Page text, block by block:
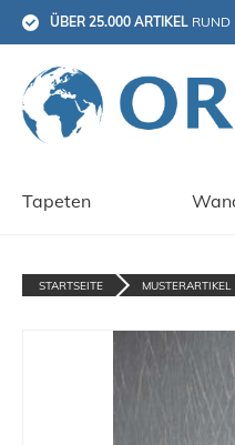
ÜBER 25.000 ARTIKEL RUND
Tapeten
STARTSEITE MUSTERARTIKEL